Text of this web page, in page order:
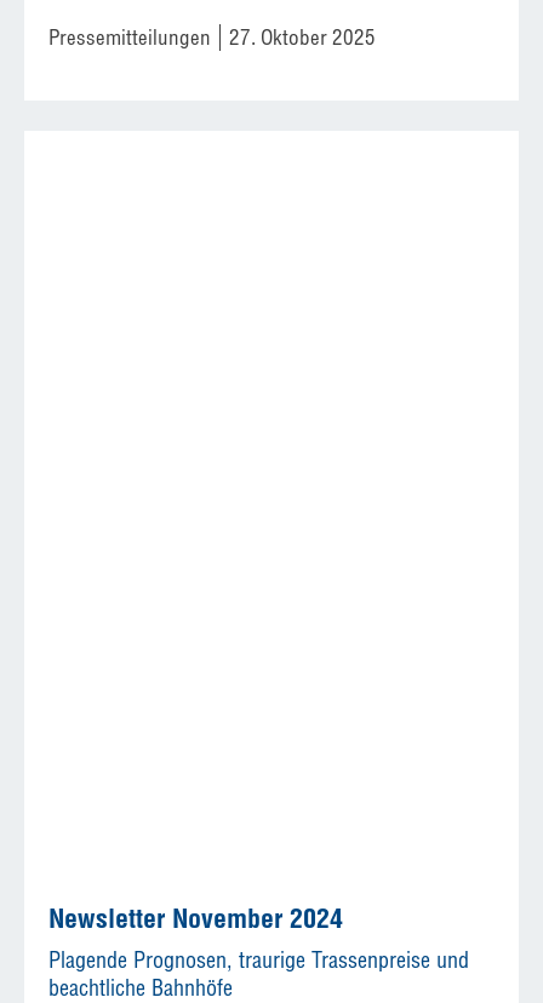
Pressemitteilungen 27. Oktober 2025
Newsletter November 2024
Plagende Prognosen, traurige Trassenpreise und
beachtliche Bahnhöfe